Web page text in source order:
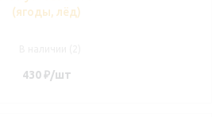
(ягоды, лёд)
430₽/шт